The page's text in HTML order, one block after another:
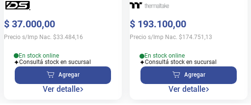
$ 37.000,00
Precio s/Imp Nac. $33.484,16
En stock online
Consultá stock en sucursal
Agregar
Ver detalle
$ 193.100,00
Precio s/Imp Nac. $174.751,13
En stock online
Consultá stock en sucursal
Agregar
Ver detalle